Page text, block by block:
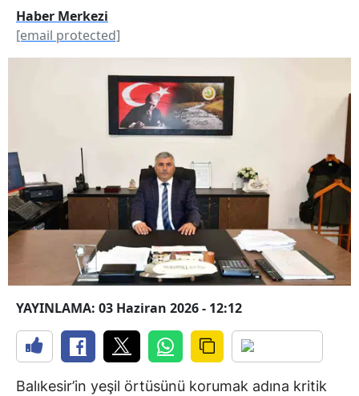
Haber Merkezi
[email protected]
YAYINLAMA: 03 Haziran 2026 - 12:12
Balıkesir’in yeşil örtüsünü korumak adına kritik